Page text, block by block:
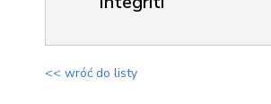
<< wróć do listy